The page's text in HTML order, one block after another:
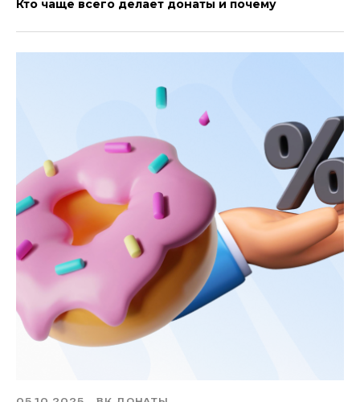
Кто чаще всего делает донаты и почему